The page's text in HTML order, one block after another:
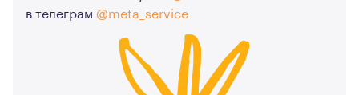
в телеграм @meta_service